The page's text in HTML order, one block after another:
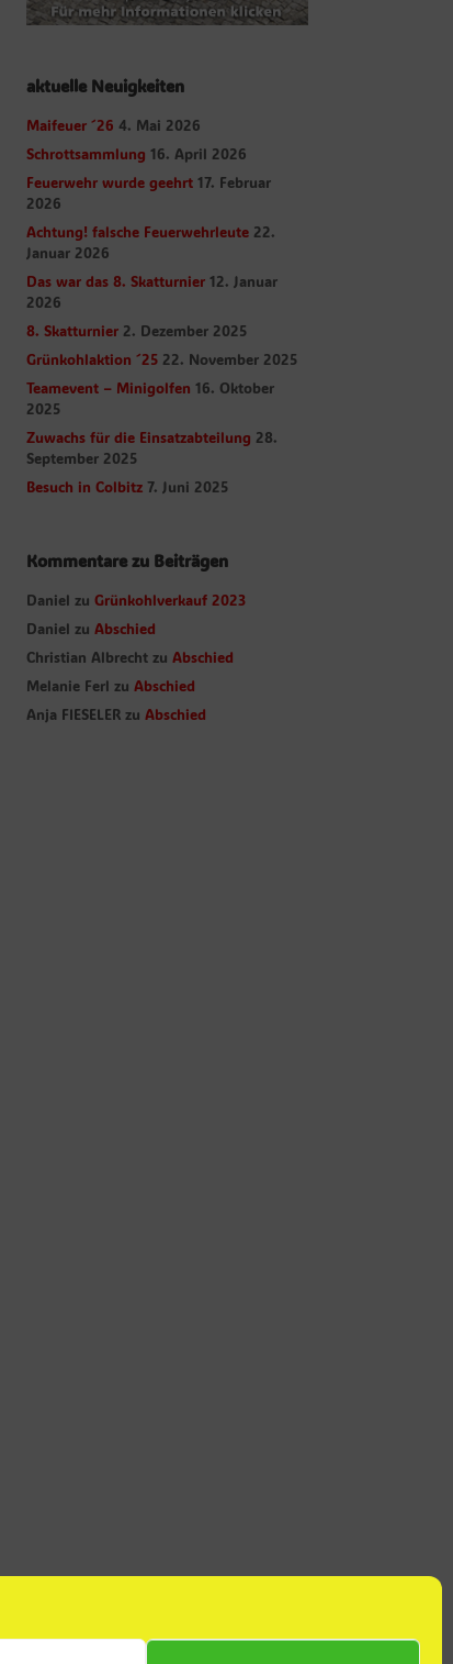
aktuelle Neuigkeiten
Maifeuer ´26 4. Mai 2026
Schrottsammlung 16. April 2026
Feuerwehr wurde geehrt 17. Februar
2026
Achtung! falsche Feuerwehrleute 22.
Januar 2026
Das war das 8. Skatturnier 12. Januar
2026
8. Skatturnier 2. Dezember 2025
Grünkohlaktion ´25 22. November 2025
Teamevent – Minigolfen 16. Oktober
2025
Zuwachs für die Einsatzabteilung 28.
September 2025
Besuch in Colbitz 7. Juni 2025
Kommentare zu Beiträgen
Daniel zuGrünkohlverkauf 2023
Daniel zuAbschied
Christian Albrecht zuAbschied
Melanie Ferl zuAbschied
Anja FIESELER zuAbschied